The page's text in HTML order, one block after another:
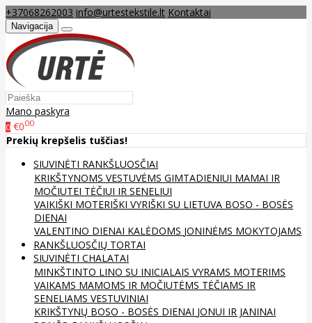
+37068262003 info@urtestekstile.lt Kontaktai
Navigacija
Mano paskyra
0 €000
Prekių krepšelis tuščias!
SIUVINĖTI RANKŠLUOSČIAI
KRIKŠTYNOMS VESTUVĖMS GIMTADIENIUI MAMAI IR
MOČIUTEI TĖČIUI IR SENELIUI
VAIKIŠKI MOTERIŠKI VYRIŠKI SU LIETUVA BOSO - BOSĖS
DIENAI
VALENTINO DIENAI KALĖDOMS JONINĖMS MOKYTOJAMS
RANKŠLUOSČIŲ TORTAI
SIUVINĖTI CHALATAI
MINKŠTINTO LINO SU INICIALAIS VYRAMS MOTERIMS
VAIKAMS MAMOMS IR MOČIUTĖMS TĖČIAMS IR
SENELIAMS VESTUVINIAI
KRIKŠTYNŲ BOSO - BOSĖS DIENAI JONUI IR JANINAI